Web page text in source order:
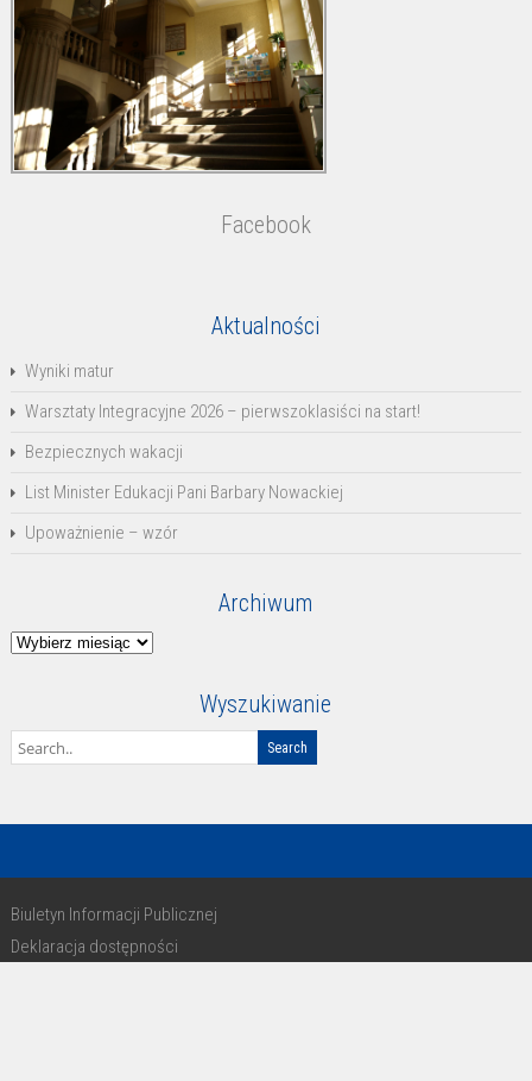
Facebook
Aktualności
Wyniki matur
Warsztaty Integracyjne 2026 – pierwszoklasiści na start!
Bezpiecznych wakacji
List Minister Edukacji Pani Barbary Nowackiej
Upoważnienie – wzór
Archiwum
Archiwum
Wyszukiwanie
Biuletyn Informacji Publicznej
Deklaracja dostępności